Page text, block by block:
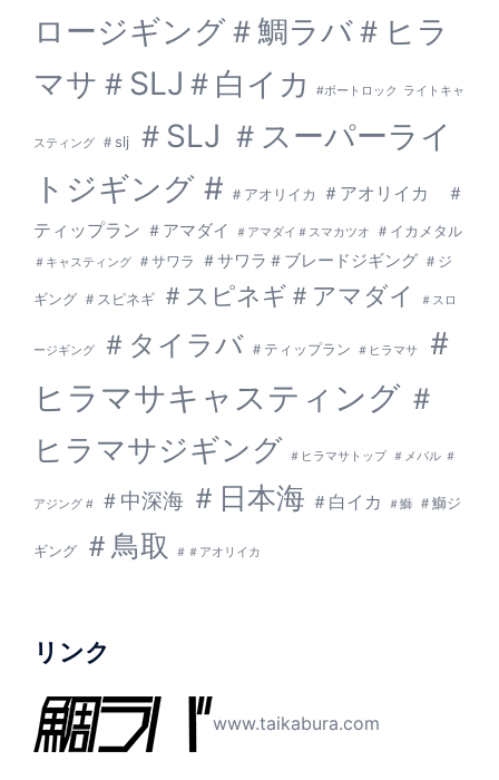
ロージギング＃鯛ラバ＃ヒラ
マサ＃SLJ＃白イカ
#ボートロック ライトキャ
スティング ＃slj
＃SLJ ＃スーパーライ
トジギング # ＃アオリイカ
＃アオリイカ ＃
ティップラン ＃アマダイ ＃アマダイ＃スマカツオ ＃イカメタル
＃キャスティング ＃サワラ ＃サワラ＃ブレードジギング ＃ジ
ギング ＃スピネギ ＃スピネギ＃アマダイ ＃スロ
ージギング ＃タイラバ ＃ティップラン ＃ヒラマサ
＃
ヒラマサキャスティング ＃
ヒラマサジギング ＃ヒラマサトップ ＃メバル ＃
アジング # ＃中深海 ＃日本海 ＃白イカ ＃鰤 ＃鰤ジ
ギング ＃鳥取 ＃＃アオリイカ
リンク
www.taikabura.com